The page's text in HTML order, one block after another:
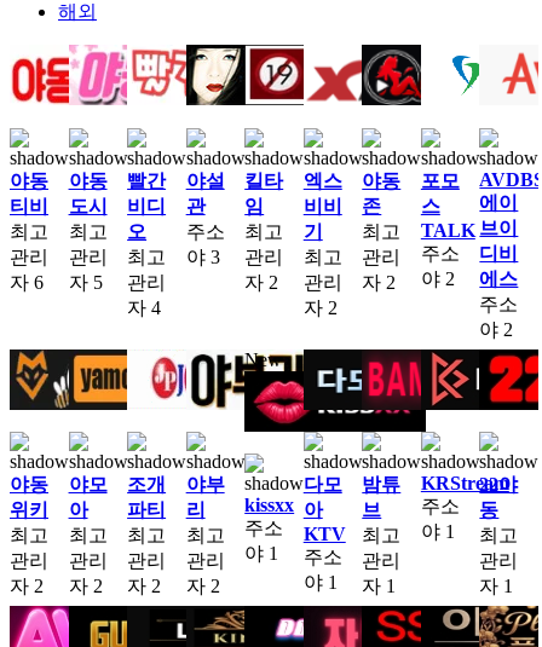
해외
야동
티비
최고
관리
자 6
야동
도시
최고
관리
자 5
빨간
비디
오
최고
관리
자 4
야설
관
주소
야 3
킬타
임
최고
관리
자 2
엑스
비비
기
최고
관리
자 2
야동
존
최고
관리
자 2
포모
스
TALK
주소
야 2
에이
브이
디비
에스
주소
야 2
야동
위키
최고
관리
자 2
야모
아
최고
관리
자 2
조개
파티
최고
관리
자 2
야부
리
최고
관리
자 2
New
kissxx
주소
야 1
다모
아
KTV
주소
야 1
밤튜
브
최고
관리
자 1
KRStream
주소
야 1
22야
동
최고
관리
자 1